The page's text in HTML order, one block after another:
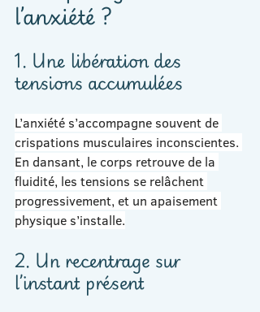
l’anxiété ?
1. Une libération des
tensions accumulées
L’anxiété s’accompagne souvent de
crispations musculaires inconscientes.
En dansant, le corps retrouve de la
fluidité, les tensions se relâchent
progressivement, et un apaisement
physique s’installe.
2. Un recentrage sur
l’instant présent